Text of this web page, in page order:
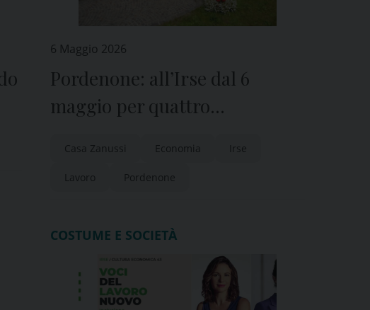
6 Maggio 2026
Pordenone: all’Irse dal 6
maggio per quattro
Casa Zanussi Economia Irse
Lavoro Pordenone
COSTUME E SOCIETÀ